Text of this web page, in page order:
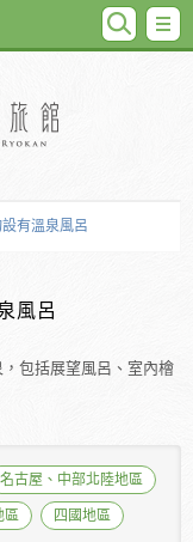
有溫泉風呂
風呂
包括展望風呂、室內檜
名古屋、中部北陸地區
區 四國地區